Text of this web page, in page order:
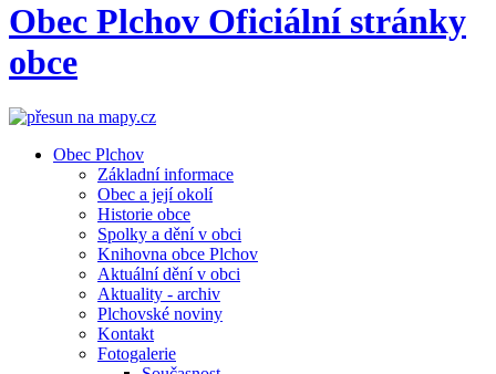
Obec Plchov Oficiální stránky
obce
Obec Plchov
Základní informace
Obec a její okolí
Historie obce
Spolky a dění v obci
Knihovna obce Plchov
Aktuální dění v obci
Aktuality - archiv
Plchovské noviny
Kontakt
Fotogalerie